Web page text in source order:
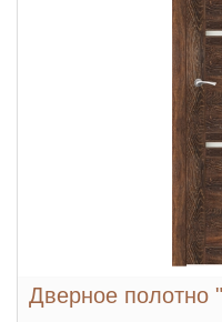
Дверное полотно